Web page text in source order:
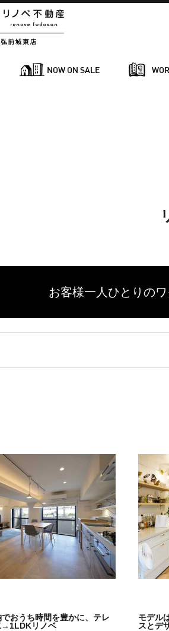
NOW ON SALE
お客様一人ひとりのワ
おうち時間を豊かに、テレ
リノベ
モデル
スとデ